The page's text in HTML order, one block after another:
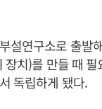
설연구소로 출발
장치)를 만들 때 필
독립하게 됐다.